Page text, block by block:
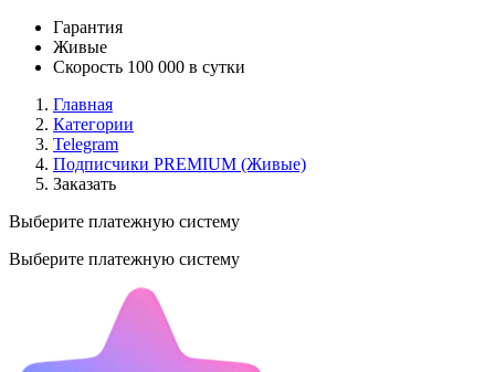
Гарантия
Живые
Скорость 100 000 в сутки
Главная
Категории
Telegram
Подписчики PREMIUM (Живые)
Заказать
Выберите платежную систему
Выберите платежную систему